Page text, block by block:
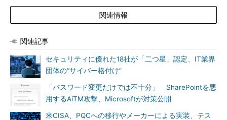
関連情報
関連記事
セキュリティに優れた18社が「二つ星」認定、IT業界
団体の“サイバー格付け”
「パスワード変更だけでは不十分」 SharePointを悪
用するAiTM攻撃、Microsoftが対策公開
米CISA、PQCへの移行やメーカーによる実装、テス